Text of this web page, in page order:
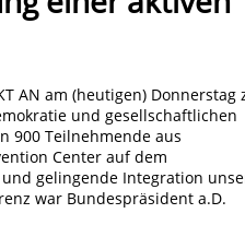
AN am (heutigen) Donnerstag
und gesellschaftlichen
900 Teilnehmende aus
Center auf dem
gelingende Integration
war Bundespräsident a.D.